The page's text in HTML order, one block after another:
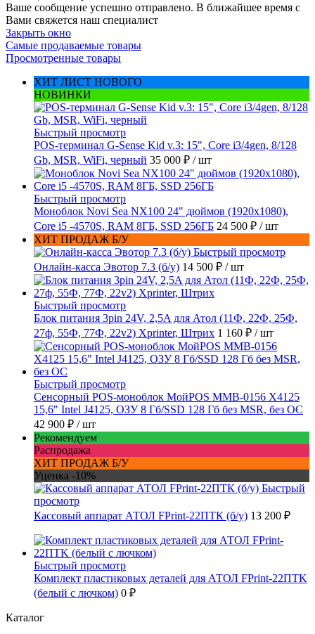
Ваше сообщение успешно отправлено. В ближайшее время с
Вами свяжется наш специалист
Закрыть окно
Самые продаваемые товары
Просмотренные товары
ХИТ ЛИСТ НОВОГО
НОВИНКИ
Быстрый просмотр
POS-терминал G-Sense Kid v.3: 15", Core i3/4gen, 8/128
Gb, MSR, WiFi, черный 35 000 ₽ / шт
Быстрый просмотр
Моноблок Novi Sea NX100 24" дюймов (1920x1080),
Core i5 -4570S, RAM 8ГБ, SSD 256ГБ 24 500 ₽ / шт
ХИТ ПРОДАЖ Б/У
Быстрый просмотр
Онлайн-касса Эвотор 7.3 (б/у) 14 500 ₽ / шт
Быстрый просмотр
Блок питания 3pin 24V, 2,5A для Атол (11Ф, 22Ф, 25Ф,
27ф, 55Ф, 77Ф, 22v2) Xprinter, Штрих 1 160 ₽ / шт
Быстрый просмотр
Сенсорный POS-моноблок МойPOS MMB-0156 X4125
15,6" Intel J4125, ОЗУ 8 Гб/SSD 128 Гб без MSR, без ОС
42 900 ₽ / шт
Рекомендуем
Распродажа
ХИТ ПРОДАЖ Б/У
Уценка -10%
Быстрый
просмотр
Кассовый аппарат АТОЛ FPrint-22ПТК (б/у) 13 200 ₽
Быстрый просмотр
Комплект пластиковых деталей для АТОЛ FPrint-22ПТK
(белый с лючком) 0 ₽
Каталог